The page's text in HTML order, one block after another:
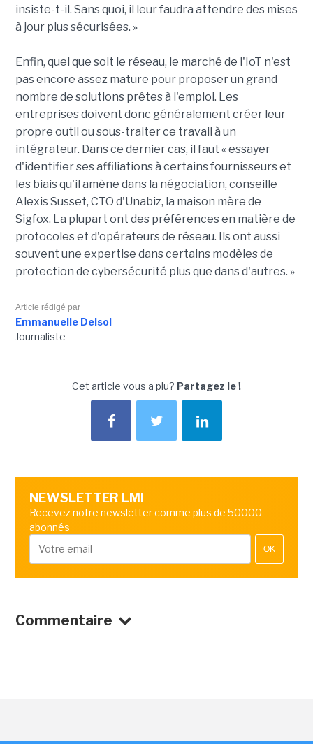
insiste-t-il. Sans quoi, il leur faudra attendre des mises
à jour plus sécurisées. »
Enfin, quel que soit le réseau, le marché de l'IoT n'est
pas encore assez mature pour proposer un grand
nombre de solutions prêtes à l'emploi. Les
entreprises doivent donc généralement créer leur
propre outil ou sous-traiter ce travail à un
intégrateur. Dans ce dernier cas, il faut « essayer
d'identifier ses affiliations à certains fournisseurs et
les biais qu'il amène dans la négociation, conseille
Alexis Susset, CTO d'Unabiz, la maison mère de
Sigfox. La plupart ont des préférences en matière de
protocoles et d'opérateurs de réseau. Ils ont aussi
souvent une expertise dans certains modèles de
protection de cybersécurité plus que dans d'autres. »
Article rédigé par
Emmanuelle Delsol
Journaliste
Cet article vous a plu? Partagez le !
NEWSLETTER LMI
Recevez notre newsletter comme plus de 50000
abonnés
OK
Commentaire